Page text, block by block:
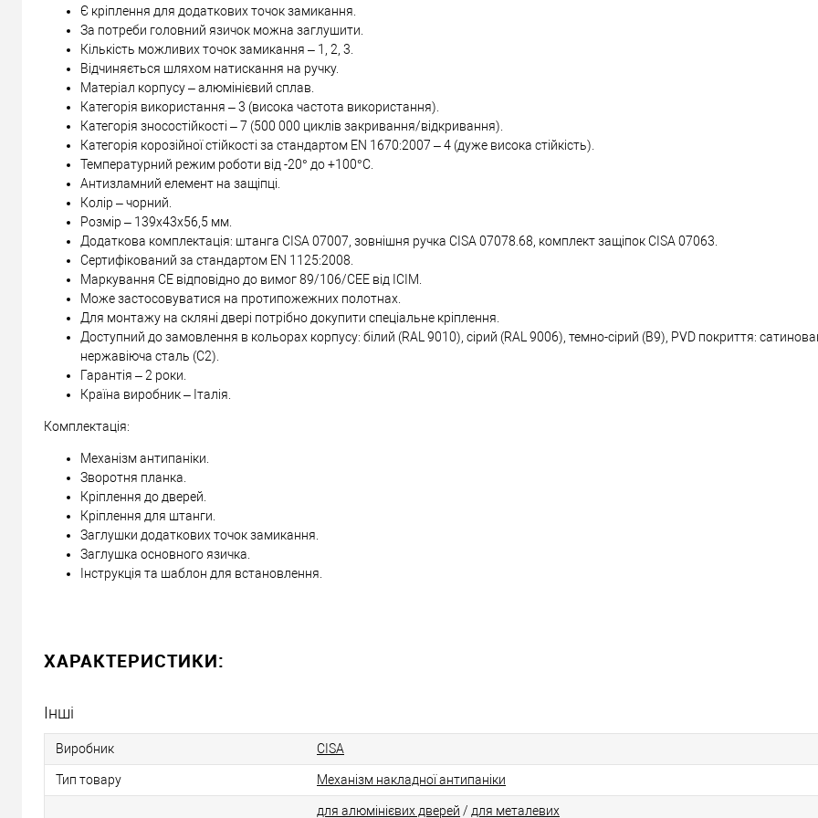
Є кріплення для додаткових точок замикання.
За потреби головний язичок можна заглушити.
Кількість можливих точок замикання – 1, 2, 3.
Відчиняється шляхом натискання на ручку.
Матеріал корпусу – алюмінієвий сплав.
Категорія використання – 3 (висока частота використання).
Категорія зносостійкості – 7 (500 000 циклів закривання/відкривання).
Категорія корозійної стійкості за стандартом EN 1670:2007 – 4 (дуже висока стійкість).
Температурний режим роботи від -20° до +100°С.
Антизламний елемент на защіпці.
Колір – чорний.
Розмір – 139х43х56,5 мм.
Додаткова комплектація: штанга CISA 07007, зовнішня ручка CISA 07078.68, комплект защіпок CISA 07063.
Сертифікований за стандартом EN 1125:2008.
Маркування CE відповідно до вимог 89/106/CEE від ICIM.
Може застосовуватися на протипожежних полотнах.
Для монтажу на скляні двері потрібно докупити спеціальне кріплення.
Доступний до замовлення в кольорах корпусу: білий (RAL 9010), сірий (RAL 9006), темно-сірий (B9), PVD покриття:
нержавіюча сталь (C2).
Гарантія – 2 роки.
Країна виробник – Італія.
Комплектація:
Механізм антипаніки.
Зворотня планка.
Кріплення до дверей.
Кріплення для штанги.
Заглушки додаткових точок замикання.
Заглушка основного язичка.
Інструкція та шаблон для встановлення.
ХАРАКТЕРИСТИКИ:
Інші
Виробник CISA
Тип товару Механізм накладної антипаніки
для алюмінієвих дверей / для металевих